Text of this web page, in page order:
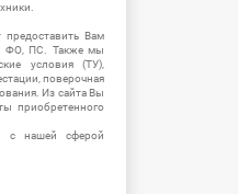
Вам
ФО, ПС. Также мы
условия (ТУ),
поверочная
Из сайта Вы
приобретенного
с нашей сферой